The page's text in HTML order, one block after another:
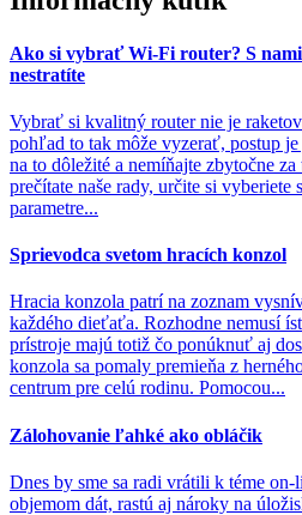
Ako si vybrať Wi-Fi router? S
nestratíte
Vybrať si kvalitný router nie je
pohľad to tak môže vyzerať, postup
na to dôležité a nemíňajte zbytočne
prečítate naše rady, určite si vyberiete
parametre...
Sprievodca svetom hracích konzol
Hracia konzola patrí na zoznam
každého dieťaťa. Rozhodne nemusí
prístroje majú totiž čo ponúknuť aj
konzola sa pomaly premieňa z
centrum pre celú rodinu. Pomocou...
Zálohovanie ľahké ako obláčik
Dnes by sme sa radi vrátili k téme
objemom dát, rastú aj nároky na